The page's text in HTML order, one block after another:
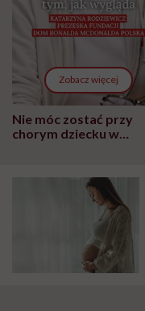
Zobacz więcej
Nie móc zostać przy
chorym dziecku w
może chyba tylko
głupota i brak